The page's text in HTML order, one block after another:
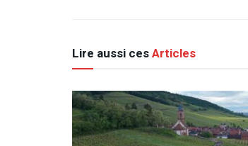
Lire aussi cesArticles